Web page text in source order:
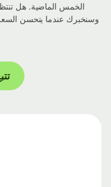
الخمس الماضية. هل تنتظر
وسنخبرك عندما يتحسن السعر.